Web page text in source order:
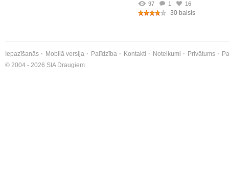
97 1 16
30 balsis
Iepazīšanās Mobilā versija Palīdzība Kontakti Noteikumi Privātums
© 2004 - 2026 SIA Draugiem